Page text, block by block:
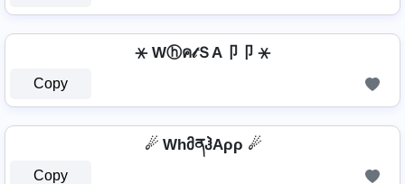
⚹ Wⓗค𝓉ＳA卩卩 ⚹
Copy
☄ WhმནჰAρρ ☄
Copy